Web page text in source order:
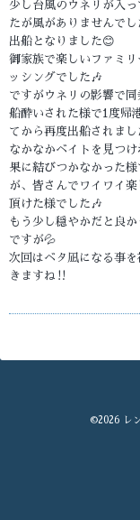
少し台風のウネリが入っ
たが風がありませんでし
出船となりました😊
御家族で楽しいファミリ
ッシングでした🎶
ですがウネリの影響で同
船酔いされた様で1度帰
てから再度出船されまし
なかなかベイトを見つけ
果に結びつかなかった様
が、皆さんでワイワイ楽
頂けた様でした🎶
もう少し穏やかだと良か
ですが💦
次回はベタ凪になる事を
きますね‼️
©2026 レ